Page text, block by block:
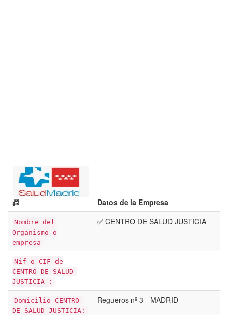
📠 Datos de la Empresa
Nombre del
Organismo o
empresa
✅ CENTRO DE SALUD JUSTICIA
Nif o CIF de
CENTRO-DE-SALUD-
JUSTICIA :
Domicilio CENTRO-
DE-SALUD-JUSTICIA:
Regueros nº 3 - MADRID